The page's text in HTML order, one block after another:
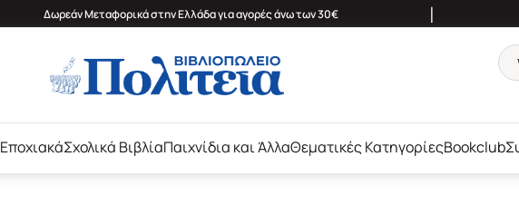
Δωρεάν Μεταφορικά στην Ελλάδα για αγορές άνω των 30€ |
ΕποχιακάΣχολικά ΒιβλίαΠαιχνίδια και ΆλλαΘεματικές ΚατηγορίεςBookclub